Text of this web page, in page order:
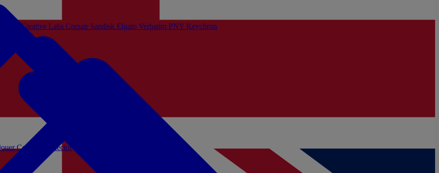
Coffrets Collector
Creative Labs Corsair Sandisk Elgato Verbatim PNY Keychron